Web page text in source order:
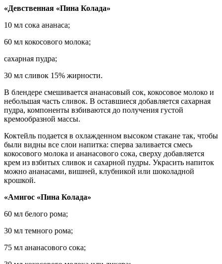
«Девственная «Пина Колада»
10 мл сока ананаса;
60 мл кокосового молока;
сахарная пудра;
30 мл сливок 15% жирности.
В блендере смешивается ананасовый сок, кокосовое молоко и
небольшая часть сливок. В оставшиеся добавляется сахарная
пудра, компоненты взбиваются до получения густой
кремообразной массы.
Коктейль подается в охлажденном высоком стакане так, чтобы
были видны все слои напитка: сперва заливается смесь
кокосового молока и ананасового сока, сверху добавляется
крем из взбитых сливок и сахарной пудры. Украсить напиток
можно ананасами, вишней, клубникой или шоколадной
крошкой.
«Амигос «Пина Колада»
60 мл белого рома;
30 мл темного рома;
75 мл ананасового сока;